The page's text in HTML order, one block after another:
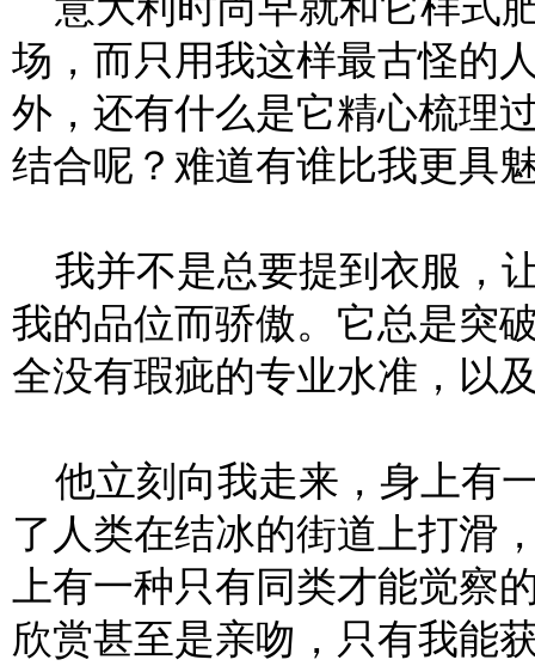
场，而只用我这样最古怪的
外，还有什么是它精心梳理
结合呢？难道有谁比我更具
我并不是总要提到衣服，
我的品位而骄傲。它总是突
全没有瑕疵的专业水准，以
他立刻向我走来，身上有
了人类在结冰的街道上打滑
上有一种只有同类才能觉察
欣赏甚至是亲吻，只有我能